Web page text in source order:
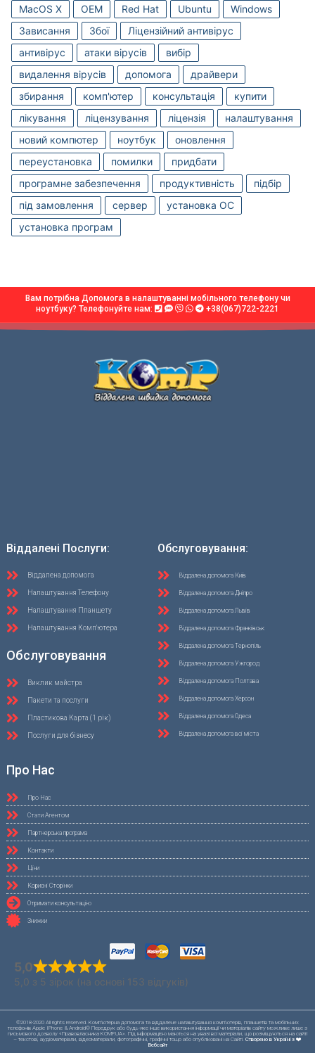
MacOS X
OEM Red Hat Ubuntu
Windows
Зависання
Збої
Ліцензійний антивірус
антивірус
атаки вірусів
вибір
видалення вірусів
допомога
драйвери
збирання
комп'ютер консультація
купити
лікування
ліцензування ліцензія
налаштування
новий компютер
ноутбук
оновлення
переустановка
помилки
придбати
програмне забезпечення
продуктивність
підбір
під замовлення
сервер
установка OC
установка програм
Вам потрібна Допомога в налаштуванні мобільного телефону чи
ноутбуку? Телефонуйте нам:
+38(067)722-2221
Віддалені Послуги:
Віддалена допомога
Налаштування Телефону
Налаштування Планшету
Налаштування Комп'ютера
Обслуговування
Виклик майстра
Пакети та послуги
Пластикова Карта (1 рік)
Послуги для бізнесу
Обслуговування:
Віддалена допомога Київ
Віддалена допомога Дніпро
Віддалена допомога Львів
Віддалена допомога Франківськ
Віддалена допомога Тернопіль
Віддалена допомога Ужгород
Віддалена допомога Полтава
Віддалена допомога Херсон
Віддалена допомога Одеса
Віддалена допомога всі міста
Про Нас
Про Нас
Стати Агентом
Партнерська програма
Контакти
Ціни
Корисні Сторінки
Отримати консультацію
Знижки
5,0
5,0 з 5 зірок (на основі 153 відгуків)
©2018-2020 All rights reserved. Комп'ютерна допомога та віддалене налаштування комп'ютерів, планшетів та мобільних
телефонів Apple IPhone & Android© Передрук або будь-яке інше використання інформації чи матеріалів сайту можливе лише з
письмового дозволу «Правовласника KOMP.UA». Під інформацією маються на увазі всі матеріали, що розміщуються на сайті
– текстові, аудіоматеріали, відеоматеріали, фотографічні, графічні тощо або опубліковані на Сайті. Створено в Україні з ❤️
Вебсайт